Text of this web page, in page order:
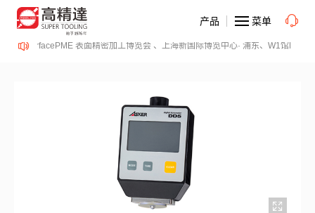
日、SurfacePME 表面精密加工博览会 、上海新国际博览中心· 浦东、W1馆E21
产品 菜单